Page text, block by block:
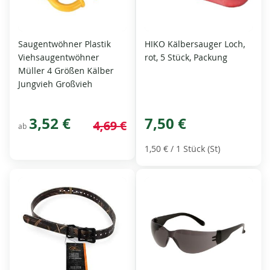
Saugentwöhner Plastik
Viehsaugentwöhner
Müller 4 Größen Kälber
Jungvieh Großvieh
ab 3,52 € 4,69 €
HIKO Kälbersauger Loch,
rot, 5 Stück, Packung
7,50 €
1,50 € / 1 Stück (St)